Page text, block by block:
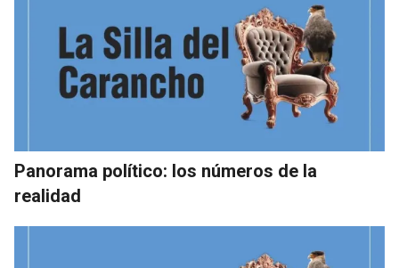
Panorama político: los números de la
realidad